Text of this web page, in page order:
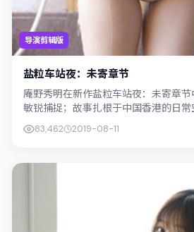
导演剪辑版
盐粒车站夜：未寄章节
庵野秀明在新作盐粒车站夜：未寄章
敏锐捕捉；故事扎根于中国香港的日
作。主演阿部宽、宋康昊以克制表演撑
83,462 2019-08-11